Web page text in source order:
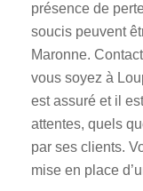
présence de
soucis peuvent
Maronne.
vous soyez à
est assuré et il
attentes, quels
par ses clients.
mise en place